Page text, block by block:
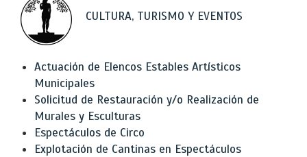
CULTURA, TURISMO Y EVENTOS
Actuación de Elencos Estables Artísticos
Municipales
Solicitud de Restauración y/o Realización de
Murales y Esculturas
Espectáculos de Circo
Explotación de Cantinas en Espectáculos